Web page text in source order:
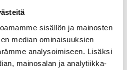
sisällön ja mainosten
median ominaisuuksien
analysoimiseen. Lisäksi
mainosalan ja analytiikka-
ja kouluun ilmoittautuminen
järjestelmän